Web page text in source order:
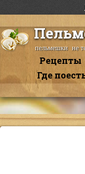
пельмешки не
Рецепты
Где